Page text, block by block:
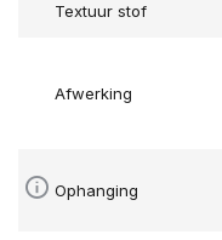
Textuur stof
Afwerking
Ophanging